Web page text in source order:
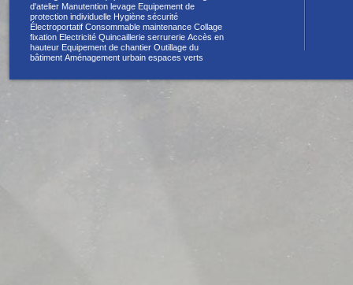
d'atelier Manutention levage Equipement de
protection individuelle Hygiène sécurité
Électroportatif Consommable maintenance Collage
fixation Electricité Quincaillerie serrurerie Accès en
hauteur Equipement de chantier Outillage du
bâtiment Aménagement urbain espaces verts